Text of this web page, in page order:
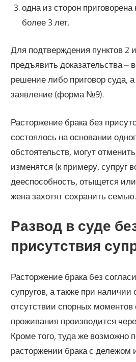
одна из сторон
более 3 лет.
Для подтверждения пунктов 2
предъявить доказательства –
решение либо приговор суда, а
заявление (форма №9).
Расторжение брака без
состоялось на основании
обстоятельств, могут
изменятся (к примеру, супруг
дееспособность, отыщется
жена захотят сохранить семью.
Развод в суде
присутствия
Расторжение брака без
супругов, а также при
отсутствии спорных моментов
проживания производится
Кроме того, туда же возможно
расторжении брака с дележом